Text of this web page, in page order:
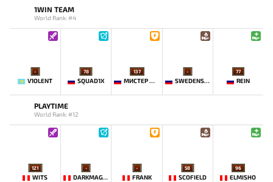
1WIN TEAM
World Rank: #4
-
V1OLENT
78
SQUAD1X
137
МИСТЕР МОРАЛЬ
-
SWEDENSTRONG
77
REIN
PLAYTIME
World Rank: #12
121
WITS
-
DARKMAGO♡
-
FRANK
58
SCOFIELD
96
ELMISHO